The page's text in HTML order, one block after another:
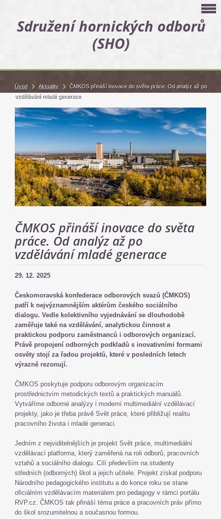
Sdružení hornických odborů
(SHO)
ČMKOS přináší inovace do světa
práce. Od analýz až po
vzdělávání mladé generace
29. 12. 2025
Českomoravská konfederace odborových svazů (ČMKOS)
patří k nejvýznamnějším aktérům českého sociálního
dialogu. Vedle kolektivního vyjednávání se dlouhodobě
zaměřuje také na vzdělávání, analytickou činnost a
praktickou podporu zaměstnanců i odborových organizací.
Právě propojení odborných podkladů s inovativními formami
osvěty stojí za řadou projektů, které v posledních letech
výrazně rezonují.
ČMKOS poskytuje podporu odborovým organizacím
prostřednictvím metodických textů a praktických manuálů.
Vytváříme odborné analýzy i moderní multimediální vzdělávací
projekty, jako je třeba právě Svět práce, které přibližují realitu
pracovního života i mladé generaci.
Jedním z nejviditelnějších je projekt Svět práce, multimediální
vzdělávací platforma, který zaměřená na roli odborů, pracovních
vztahů a sociálního dialogu. Cílí především na studenty
středních (odborných) škol a jejich učitele. Projekt získal podporu
Národního pedagogického institutu a do konce roku se stane
oficiálním vzdělávacím materiálem pro pedagogy v rámci portálu
RVP.cz. ČMKOS tak přináší téma práce a pracovních práv přímo
do škol srozumitelnou a současnou formou.
Úvod Aktuality
ČMKOS přináší inovace do světa práce. Od analýz až po
vzdělávání mladé generace